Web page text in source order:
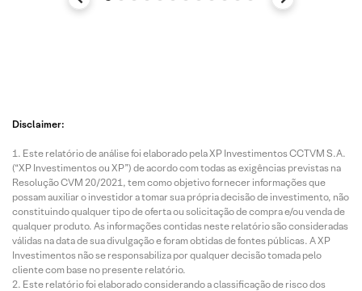
Disclaimer:
Este relatório de análise foi elaborado pela XP Investimentos CCTVM S.A.
(“XP Investimentos ou XP”) de acordo com todas as exigências previstas na
Resolução CVM 20/2021, tem como objetivo fornecer informações que
possam auxiliar o investidor a tomar sua própria decisão de investimento, não
constituindo qualquer tipo de oferta ou solicitação de compra e/ou venda de
qualquer produto. As informações contidas neste relatório são consideradas
válidas na data de sua divulgação e foram obtidas de fontes públicas. A XP
Investimentos não se responsabiliza por qualquer decisão tomada pelo
cliente com base no presente relatório.
Este relatório foi elaborado considerando a classificação de risco dos